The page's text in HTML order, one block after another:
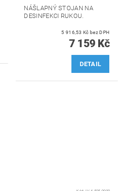
NÁŠLAPNÝ STOJAN NA
DESINFEKCI RUKOU.
5 916,53 Kč bez DPH
7 159 Kč
DETAIL